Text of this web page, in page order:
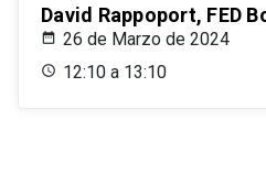
David Rappoport, FED
26 de Marzo de 2024
12:10 a 13:10